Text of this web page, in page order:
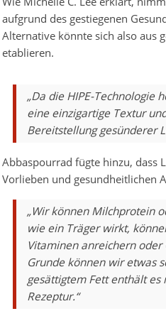
aufgrund des gestiegenen
Alternative könnte sich also aus
etablieren.
„Da die HIPE-Technologie
eine einzigartige Textur
Bereitstellung gesünderer
Abbaspourrad fügte hinzu, dass
Vorlieben und gesundheitlichen
„Wir können Milchprotein
wie ein Träger wirkt,
Vitaminen anreichern oder
Grunde können wir etwas
gesättigtem Fett enthält es
Rezeptur.“